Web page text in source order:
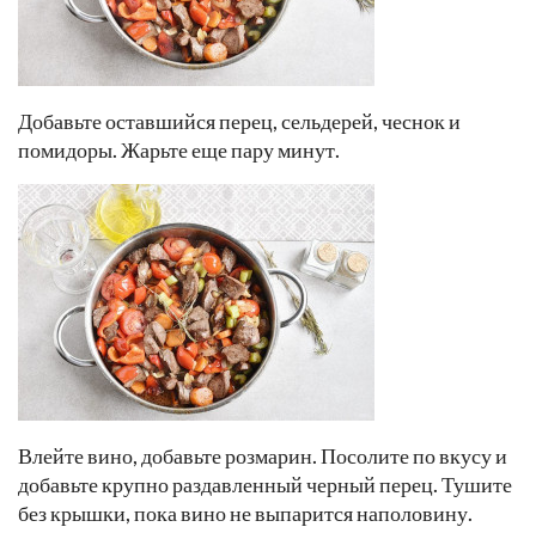
Добавьте оставшийся перец, сельдерей, чеснок и
помидоры. Жарьте еще пару минут.
Влейте вино, добавьте розмарин. Посолите по вкусу и
добавьте крупно раздавленный черный перец. Тушите
без крышки, пока вино не выпарится наполовину.